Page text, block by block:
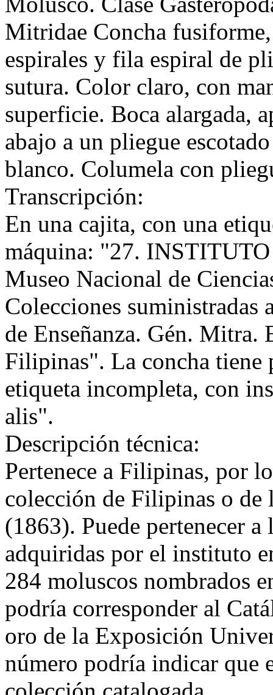
Mitridae Concha
espirales y fila espiral de
sutura. Color claro, con
superficie. Boca alargada,
abajo a un pliegue
blanco. Columela con
Transcripción:
En una cajita, con una
máquina: "27.
Museo Nacional de
Colecciones suministradas
de Enseñanza. Gén. Mitra.
Filipinas". La concha tiene
etiqueta incompleta, con
alis".
Descripción técnica:
Pertenece a Filipinas, por
colección de Filipinas o
(1863). Puede pertenecer
adquiridas por el instituto
284 moluscos nombrados
podría corresponder al
oro de la Exposición
número podría indicar que